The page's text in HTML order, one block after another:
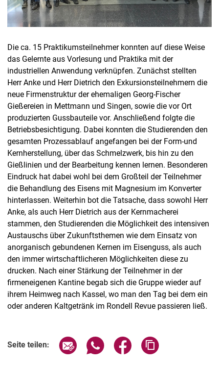
Die ca. 15 Praktikumsteilnehmer konnten auf diese Weise
das Gelernte aus Vorlesung und Praktika mit der
industriellen Anwendung verknüpfen. Zunächst stellten
Herr Anke und Herr Dietrich den Exkursionsteilnehmern die
neue Firmenstruktur der ehemaligen Georg-Fischer
Gießereien in Mettmann und Singen, sowie die vor Ort
produzierten Gussbauteile vor. Anschließend folgte die
Betriebsbesichtigung. Dabei konnten die Studierenden den
gesamten Prozessablauf angefangen bei der Form-und
Kernherstellung, über das Schmelzwerk, bis hin zu den
Gießlinien und der Bearbeitung kennen lernen. Besonderen
Eindruck hat dabei wohl bei dem Großteil der Teilnehmer
die Behandlung des Eisens mit Magnesium im Konverter
hinterlassen. Weiterhin bot die Tatsache, dass sowohl Herr
Anke, als auch Herr Dietrich aus der Kernmacherei
stammen, den Studierenden die Möglichkeit des intensiven
Austauschs über Zukunftsthemen wie dem Einsatz von
anorganisch gebundenen Kernen im Eisenguss, als auch
den immer wirtschaftlicheren Möglichkeiten diese zu
drucken. Nach einer Stärkung der Teilnehmer in der
firmeneigenen Kantine begab sich die Gruppe wieder auf
ihrem Heimweg nach Kassel, wo man den Tag bei dem ein
oder anderen Kaltgetränk im Rondell Revue passieren ließ.
Seite teilen: Seite über E-Mail teilen
Seite über WhatsApp teilen
Seite über Facebook